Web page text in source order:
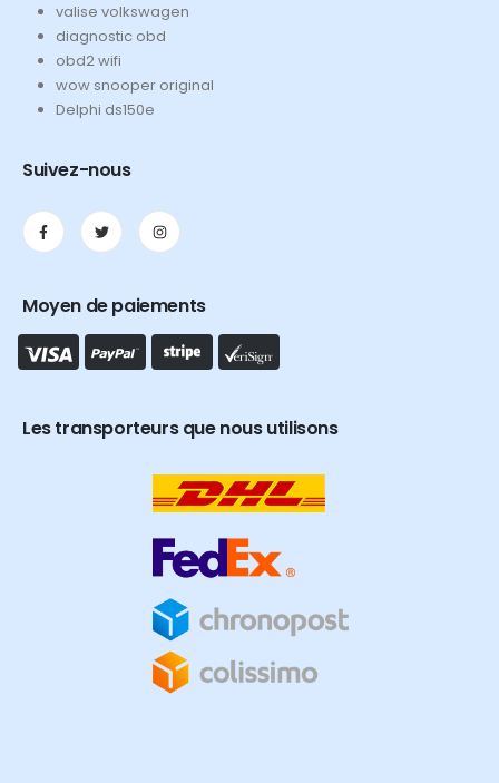
valise volkswagen
diagnostic obd
obd2 wifi
wow snooper original
Delphi ds150e
Suivez-nous
Moyen de paiements
Les transporteurs que nous utilisons